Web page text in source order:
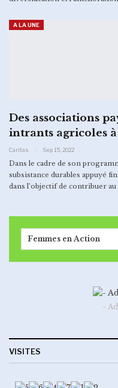
A LA UNE
Des associations
intrants agricoles
Caritas Sep 15, 2022
Dans le cadre de son
subsistance durables appuyé
dans l’objectif de contribuer
Femmes en Action
-
VISITES